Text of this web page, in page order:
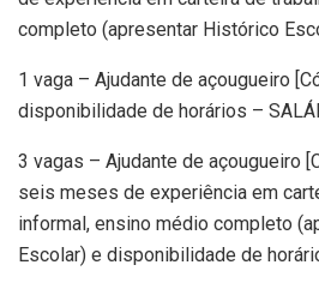
completo (apresentar Histórico
1 vaga – Ajudante de açougueiro
disponibilidade de horários –
3 vagas – Ajudante de açougueiro
seis meses de experiência em
informal, ensino médio completo
Escolar) e disponibilidade de